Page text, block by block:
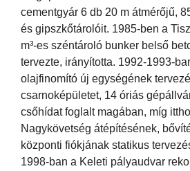
cementgyár 6 db 20 m átmérőjű,
és gipszkőtárolóit. 1985-ben a
m³-es széntároló bunker belső
tervezte, irányította. 1992-1993-
olajfinomító új egységének
csarnoképületet, 14 óriás
csőhídat foglalt magában, míg
Nagykövetség átépítésének,
központi fiókjának statikus
1998-ban a Keleti pályaudvar